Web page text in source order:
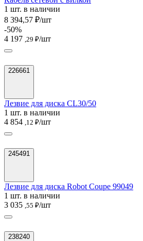
1 шт. в наличии
8 394,57 ₽/шт
-50%
4 197 ,29 ₽/шт
226661
Лезвие для диска CL30/50
1 шт. в наличии
4 854 ,12 ₽/шт
245491
Лезвие для диска Robot Coupe 99049
1 шт. в наличии
3 035 ,55 ₽/шт
238240